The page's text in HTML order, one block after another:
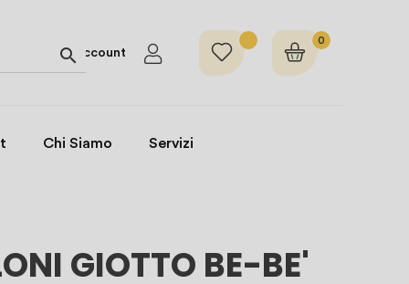
 Account
0
Chi Siamo Servizi
GIOTTO BE-BE'